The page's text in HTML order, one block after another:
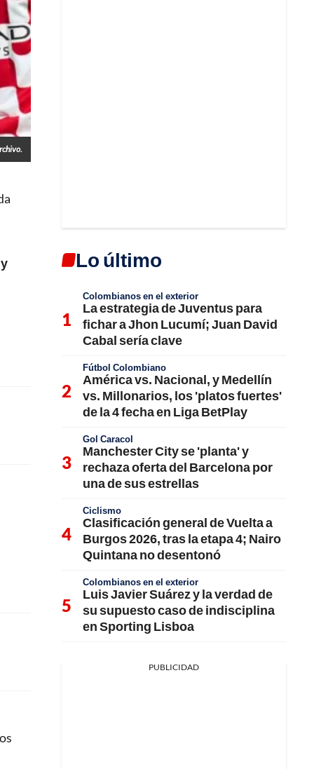
Lo último
Colombianos en el exterior
La estrategia de Juventus para
fichar a Jhon Lucumí; Juan David
Cabal sería clave
Fútbol Colombiano
América vs. Nacional, y Medellín
vs. Millonarios, los 'platos fuertes'
de la 4 fecha en Liga BetPlay
Gol Caracol
Manchester City se 'planta' y
rechaza oferta del Barcelona por
una de sus estrellas
Ciclismo
Clasificación general de Vuelta a
Burgos 2026, tras la etapa 4; Nairo
Quintana no desentonó
Colombianos en el exterior
Luis Javier Suárez y la verdad de
su supuesto caso de indisciplina
en Sporting Lisboa
PUBLICIDAD